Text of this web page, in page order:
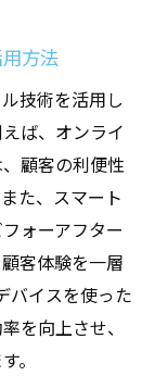
デートの計
と秘訣
要性とは
影響
足度に与え
直結する
方法
技術を活用し
ば、オンライ
顧客の利便性
た、スマート
ォーアフター
客体験を一層
バイスを使った
を向上させ、
。